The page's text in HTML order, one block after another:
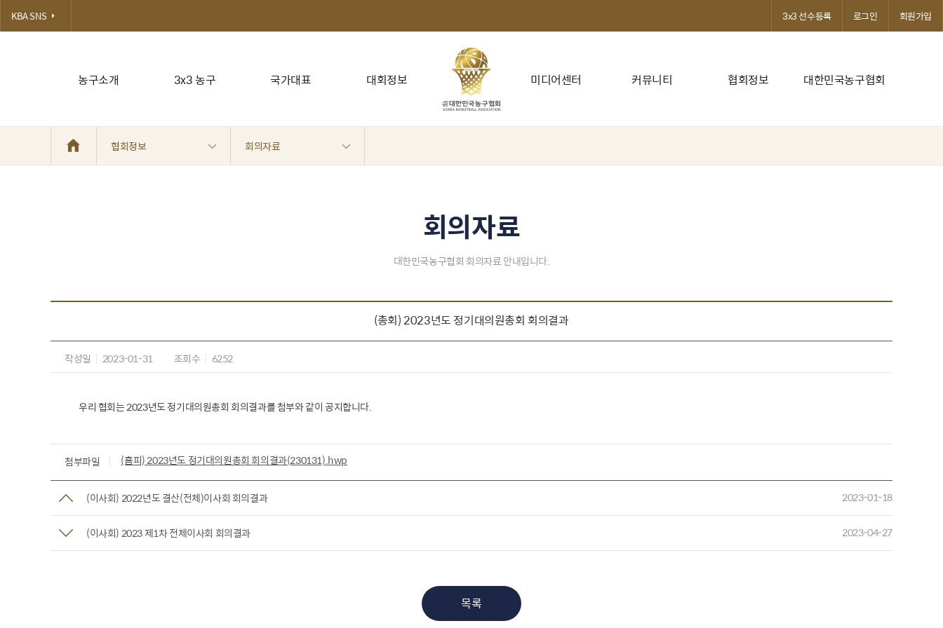
농구소개 3x3 농구 국가대표 대회정보 미디어센터 커뮤니티 협회정보 대한민국농구협회
KBA SNS 3x3 선수등록 로그인 회원가입
협회정보 회의자료
회의자료
대한민국농구협회 회의자료 안내입니다.
(총회) 2023년도 정기대의원총회 회의결과
작성일 2023-01-31 조회수 6252
우리 협회는 2023년도 정기대의원총회 회의결과를 첨부와 같이 공지합니다.
첨부파일 (홈피) 2023년도 정기대의원총회 회의결과(230131).hwp
(이사회) 2022년도 결산(전체)이사회 회의결과 2023-01-18
(이사회) 2023 제1차 전체이사회 회의결과 2023-04-27
목록